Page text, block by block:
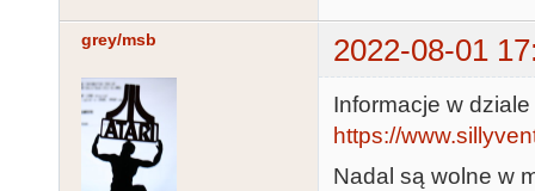
grey/msb 2022-08-01
Informacje w dziale
https://
Nadal są wolne w